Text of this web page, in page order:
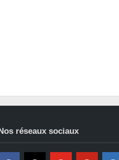
réseaux sociaux